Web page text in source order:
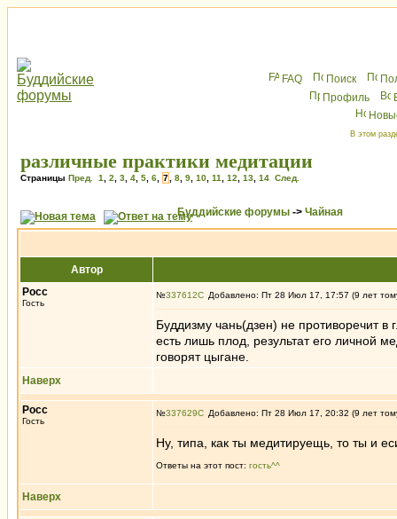
FAQ Поиск
Профиль
В этом
различные практики медитации
Страницы Пред. 1 2 3 4 5 6 7 8 9 10 11 12 13 14 След.
Буддийские форумы -> Чайная
Автор
Росс
Гость
№337612 Добавлено: Пт 28 Июл 17, 17:57 (9 лет
Буддизму чань(дзен) не противоречит
есть лишь плод, результат его личной
говорят цыгане.
Наверх
Росс
Гость
№337629 Добавлено: Пт 28 Июл 17, 20:32 (9 лет
Ну, типа, как ты медитируещь, то ты и
Ответы на этот пост: гость^^
Наверх